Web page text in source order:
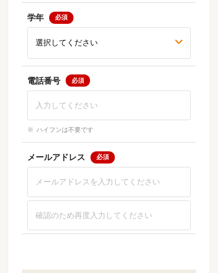
学年
電話番号
ハイフンは不要です
メールアドレス